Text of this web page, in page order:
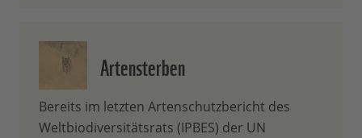
Artensterben
Bereits im letzten Artenschutzbericht des
Weltbiodiversitätsrats (IPBES) der UN